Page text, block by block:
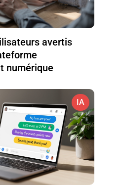
avertis
numérique
IA